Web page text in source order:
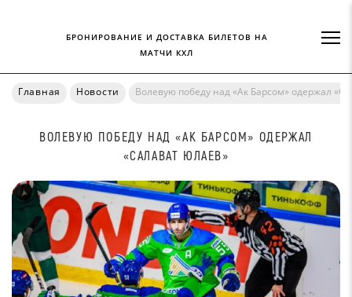
БРОНИРОВАНИЕ И ДОСТАВКА БИЛЕТОВ НА
МАТЧИ КХЛ
Главная Новости Волевую победу над «Ак Барсом» одержал
ВОЛЕВУЮ ПОБЕДУ НАД «АК БАРСОМ» ОДЕРЖАЛ
«САЛАВАТ ЮЛАЕВ»